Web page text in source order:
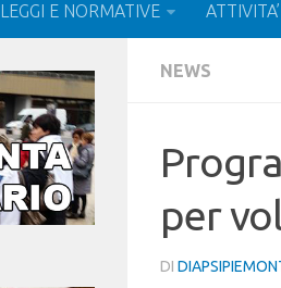
LEGGI E NORMATIVE
NEWS
per
DI